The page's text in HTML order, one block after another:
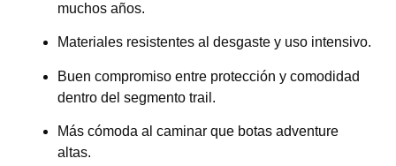
muchos años.
Materiales resistentes al desgaste y uso intensivo.
Buen compromiso entre protección y comodidad
dentro del segmento trail.
Más cómoda al caminar que botas adventure
altas.